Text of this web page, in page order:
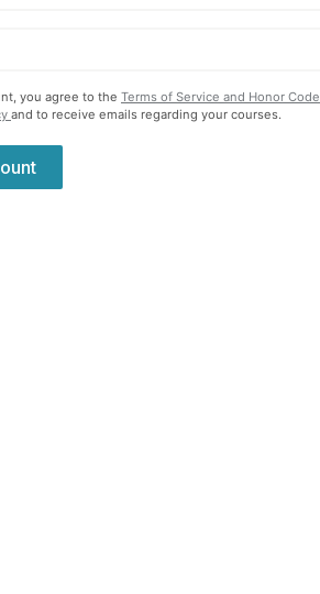
you agree to the Terms of Service and Honor Code
and to receive emails regarding your courses.